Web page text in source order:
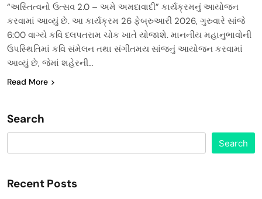
“અસ્તિત્વનો ઉત્સવ 2.0 – અમે અમદાવાદી” કાર્યક્રમનું આયોજન
કરવામાં આવ્યું છે. આ કાર્યક્રમ 26 ફેબ્રુઆરી 2026, ગુરુવારે સાંજે
6:00 વાગ્યે કવિ દલપતરામ ચોક ખાતે યોજાશે. માનનીય મહાનુભાવોની
ઉપસ્થિતિમાં કવિ સંમેલન તથા સંગીતમય સાંજનું આયોજન કરવામાં
આવ્યું છે, જેમાં શહેરની…
Read More
Search
Search
Recent Posts